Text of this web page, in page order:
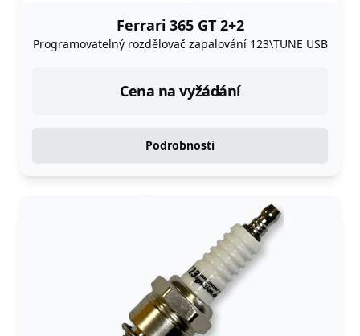
Ferrari 365 GT 2+2
Programovatelný rozdělovač zapalování 123\TUNE USB
Cena na vyžádání
Podrobnosti